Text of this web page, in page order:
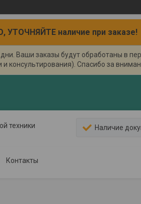
наличие при заказе!
Ваши заказы будут обработаны в
консультирования). Спасибо за
техники
Наличие
Контакты